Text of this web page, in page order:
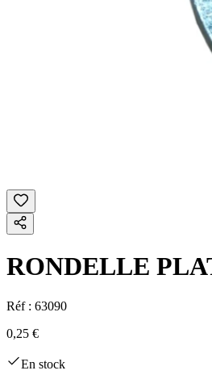
RONDELLE
Réf : 63090
0,25 €
En stock